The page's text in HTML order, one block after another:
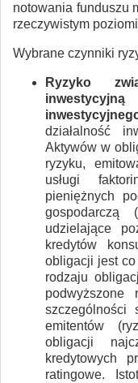
notowania funduszu
rzeczywistym
Wybrane czynniki
Ryzyko
działalność
Aktywów w
ryzyku,
usługi
pieniężnych
udzielające
kredytów
obligacji jest
rodzaju
podwyższone
szczególności
emitentów
obligacji
kredytowych
ratingowe.